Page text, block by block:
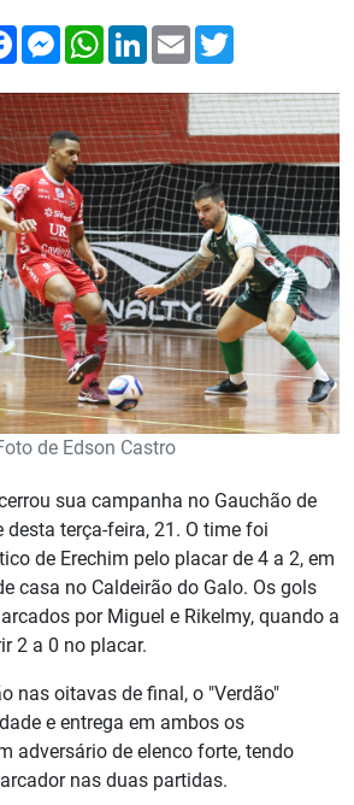
FacebookMessenger
WhatsApp
LinkedIn
Email
de Edson Castro
sua campanha no Gauchão de
terça-feira, 21. O time foi
de Erechim pelo placar de 4 a 2, em
casa no Caldeirão do Galo. Os gols
por Miguel e Rikelmy, quando a
2 a 0 no placar.
nas oitavas de final, o "Verdão"
e entrega em ambos os
adversário de elenco forte, tendo
nas duas partidas.